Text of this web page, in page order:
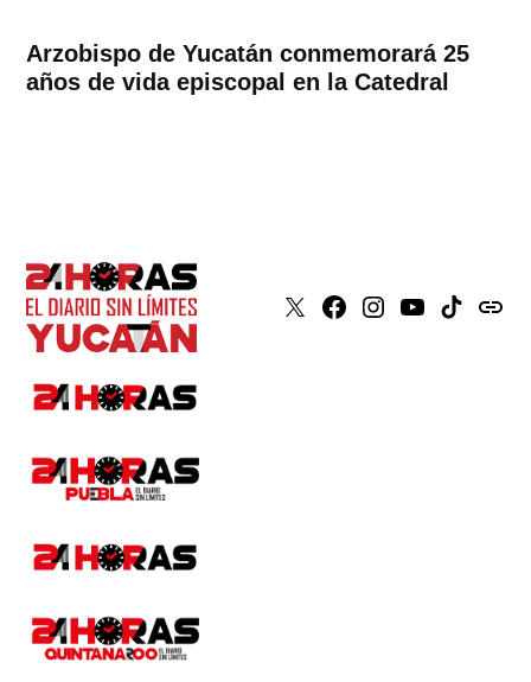
Arzobispo de Yucatán conmemorará 25
años de vida episcopal en la Catedral
X Faceboook
Instagram
YoutubeTiktokissuu